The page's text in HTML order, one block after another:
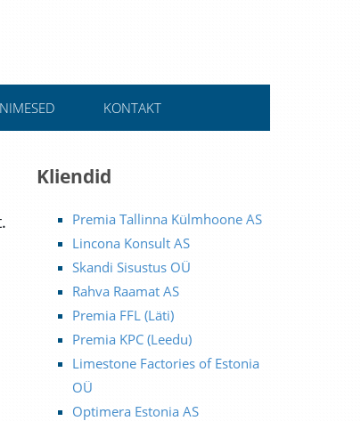
KONTAKT
Kliendid
Premia Tallinna Külmhoone AS
Lincona Konsult AS
Skandi Sisustus OÜ
Rahva Raamat AS
Premia FFL (Läti)
Premia KPC (Leedu)
Limestone Factories of Estonia
OÜ
Optimera Estonia AS